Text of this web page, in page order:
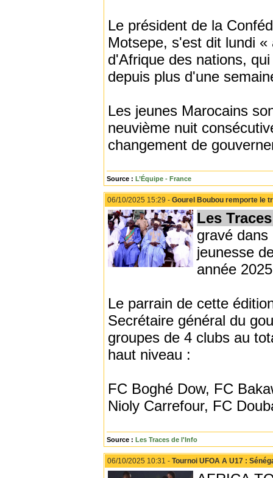
Le président de la
Motsepe, s'est dit lundi
d'Afrique des nations,
depuis plus d'une
Les jeunes Marocains
neuvième nuit
changement de
Source : L’Équipe - France
06/10/2025 15:29 - Gourel Boubou remporte le
Les
gravé dans
jeunesse
année
Le parrain de cette
Secrétaire général du
groupes de 4 clubs au
haut niveau :
FC Boghé Dow, FC
Nioly Carrefour, FC
Source : Les Traces de l'Info
06/10/2025 10:31 - Tournoi UFOA A U17 :